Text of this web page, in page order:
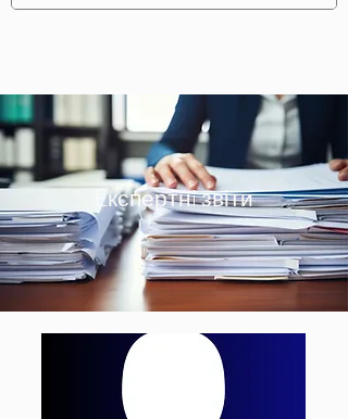
Eкспертнi звіти